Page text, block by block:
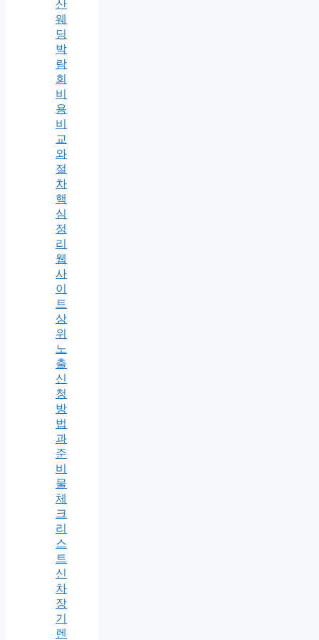
산
웨
딩
박
람
회
비
용
비
교
와
절
차
핵
심
정
리
웹
사
이
트
상
위
노
출
신
청
방
법
과
준
비
물
체
크
리
스
트
신
차
장
기
렌